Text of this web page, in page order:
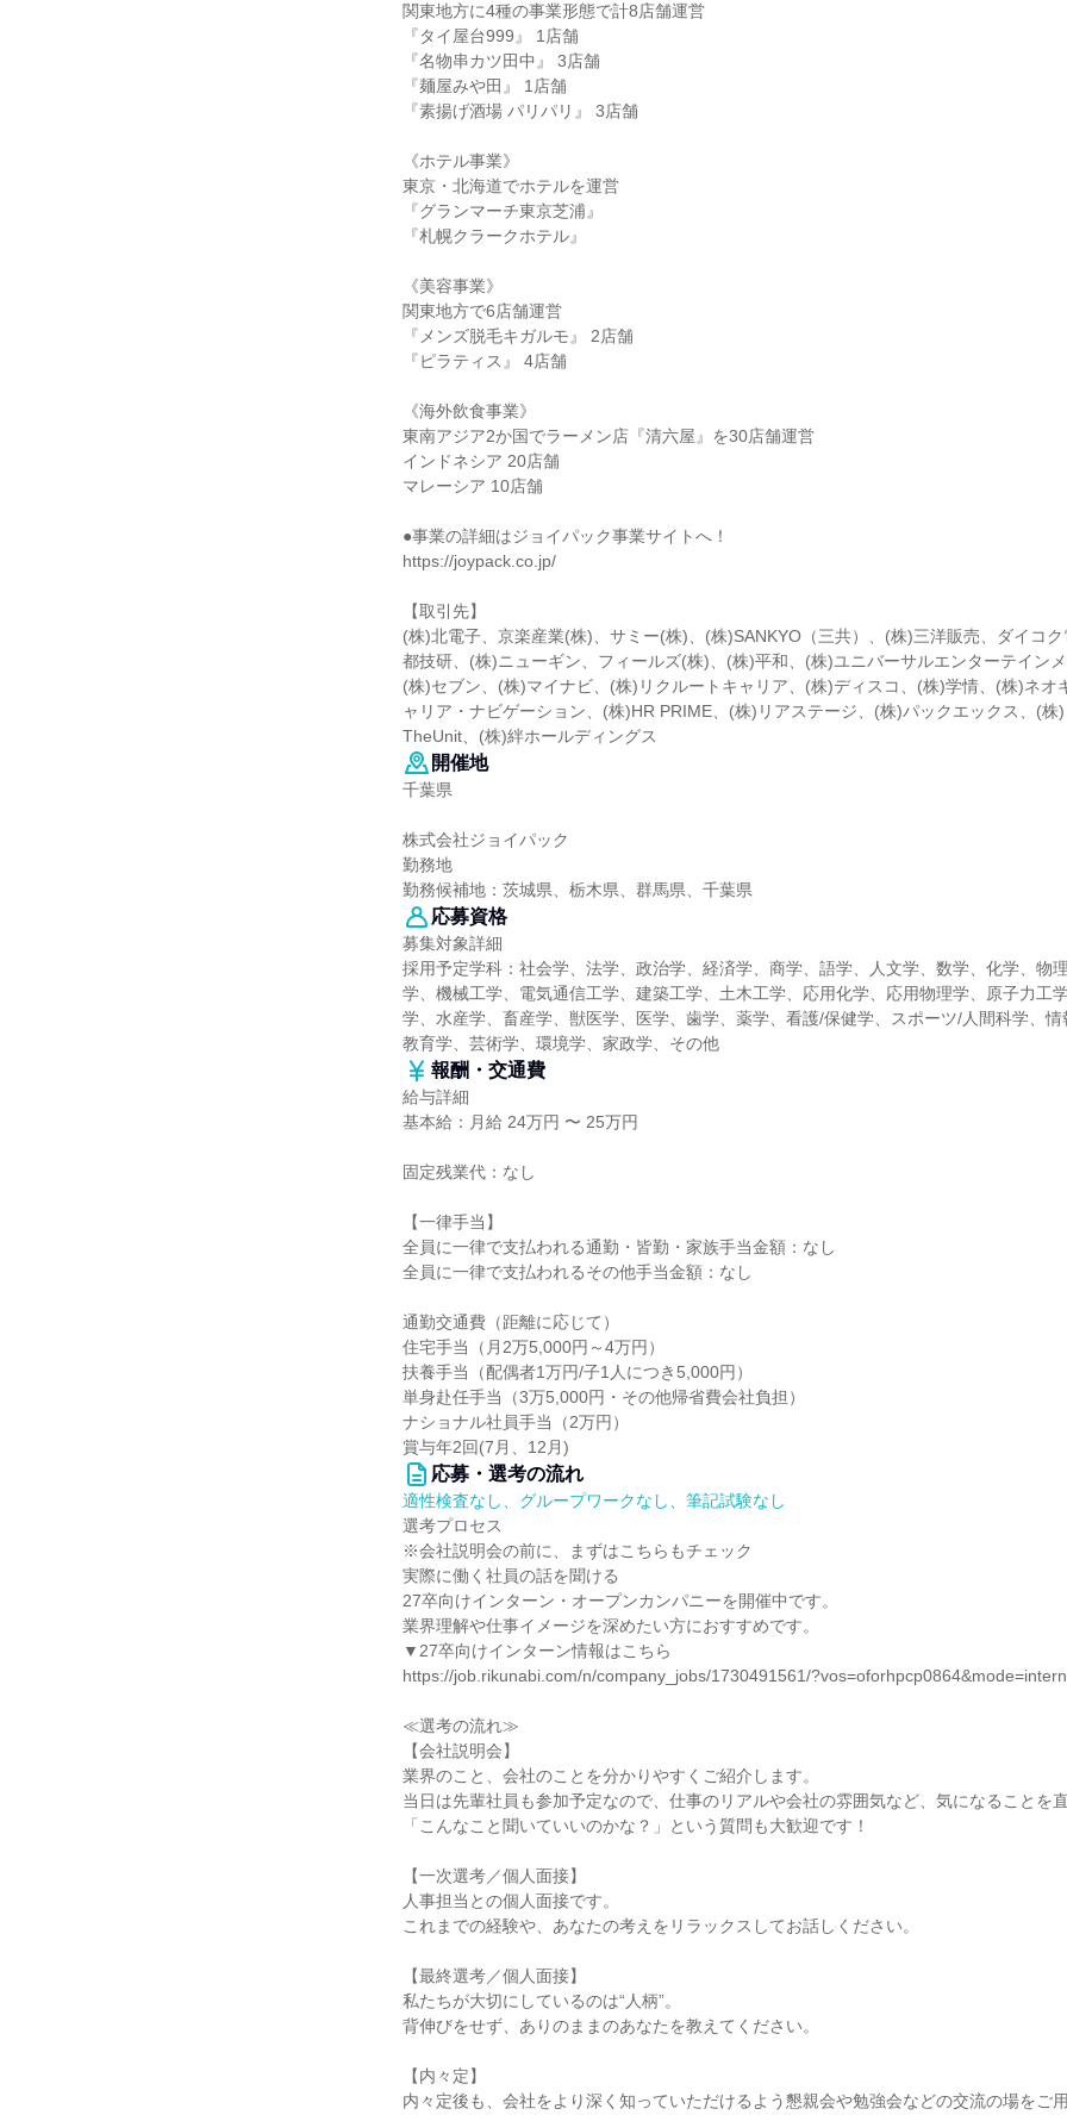
関東地方に4種の事業形態で計8店舗運営
『タイ屋台999』 1店舗
『名物串カツ田中』 3店舗
『麺屋みや田』 1店舗
『素揚げ酒場 パリパリ』 3店舗
《ホテル事業》
東京・北海道でホテルを運営
『グランマーチ東京芝浦』
『札幌クラークホテル』
《美容事業》
関東地方で6店舗運営
『メンズ脱毛キガルモ』 2店舗
『ピラティス』 4店舗
《海外飲食事業》
東南アジア2か国でラーメン店『清六屋』を30店舗運営
インドネシア 20店舗
マレーシア 10店舗
●事業の詳細はジョイパック事業サイトへ！
https://joypack.co.jp/
【取引先】
(株)北電子、京楽産業(株)、サミー(株)、(株)SANKYO（三共）、(株)三洋販売、ダイコ
都技研、(株)ニューギン、フィールズ(株)、(株)平和、(株)ユニバーサルエンターテインメ
(株)セブン、(株)マイナビ、(株)リクルートキャリア、(株)ディスコ、(株)学情、(株)ネオ
ャリア・ナビゲーション、(株)HR PRIME、(株)リアステージ、(株)パックエックス、(株
TheUnit、(株)絆ホールディングス
開催地
千葉県
株式会社ジョイパック
勤務地
勤務候補地：茨城県、栃木県、群馬県、千葉県
応募資格
募集対象詳細
採用予定学科：社会学、法学、政治学、経済学、商学、語学、人文学、数学、化学、物
学、機械工学、電気通信工学、建築工学、土木工学、応用化学、応用物理学、原子力工
学、水産学、畜産学、獣医学、医学、歯学、薬学、看護/保健学、スポーツ/人間科学、情
教育学、芸術学、環境学、家政学、その他
報酬・交通費
給与詳細
基本給：月給 24万円 〜 25万円
固定残業代：なし
【一律手当】
全員に一律で支払われる通勤・皆勤・家族手当金額：なし
全員に一律で支払われるその他手当金額：なし
通勤交通費（距離に応じて）
住宅手当（月2万5,000円～4万円）
扶養手当（配偶者1万円/子1人につき5,000円）
単身赴任手当（3万5,000円・その他帰省費会社負担）
ナショナル社員手当（2万円）
賞与年2回(7月、12月)
応募・選考の流れ
適性検査なし、グループワークなし、筆記試験なし
選考プロセス
※会社説明会の前に、まずはこちらもチェック
実際に働く社員の話を聞ける
27卒向けインターン・オープンカンパニーを開催中です。
業界理解や仕事イメージを深めたい方におすすめです。
▼27卒向けインターン情報はこちら
https://job.rikunabi.com/n/company_jobs/1730491561/?vos=oforhpcp0864&mode=intern
≪選考の流れ≫
【会社説明会】
業界のこと、会社のことを分かりやすくご紹介します。
当日は先輩社員も参加予定なので、仕事のリアルや会社の雰囲気など、気になることを直
「こんなこと聞いていいのかな？」という質問も大歓迎です！
【一次選考／個人面接】
人事担当との個人面接です。
これまでの経験や、あなたの考えをリラックスしてお話しください。
【最終選考／個人面接】
私たちが大切にしているのは“人柄”。
背伸びをせず、ありのままのあなたを教えてください。
【内々定】
内々定後も、会社をより深く知っていただけるよう懇親会や勉強会などの交流の場をご用